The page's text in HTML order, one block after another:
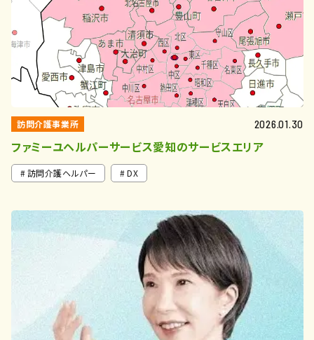
訪問介護事業所 2026.01.30
ファミーユヘルパーサービス愛知のサービスエリア
訪問介護ヘルパー DX